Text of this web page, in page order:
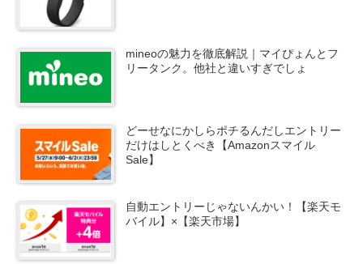
mineoの魅力を徹底解説｜マイぴょんとフ
リータンク。他社と違いすぎでしょ
どーせなにかしらポチるんだしエントリー
だけはしとくべき【Amazonスマイル
Sale】
自動エントリーじゃないんかい！【楽天モ
バイル】×【楽天市場】